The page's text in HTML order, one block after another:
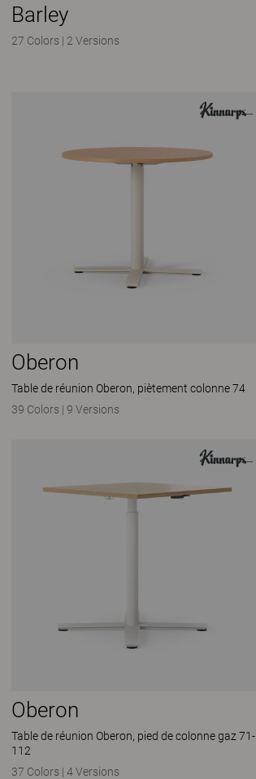
Barley
27 Colors | 2 Versions
Oberon
Table de réunion Oberon, piètement colonne 74
39 Colors | 9 Versions
Oberon
Table de réunion Oberon, pied de colonne gaz 71-
112
37 Colors | 4 Versions